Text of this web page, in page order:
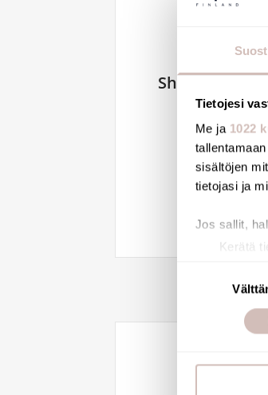
Tietojesi
Me ja 1022
sisältöjen
tietojasi ja
Jos sallit,
Kerätä
Lue lisää
ja
Shower
head